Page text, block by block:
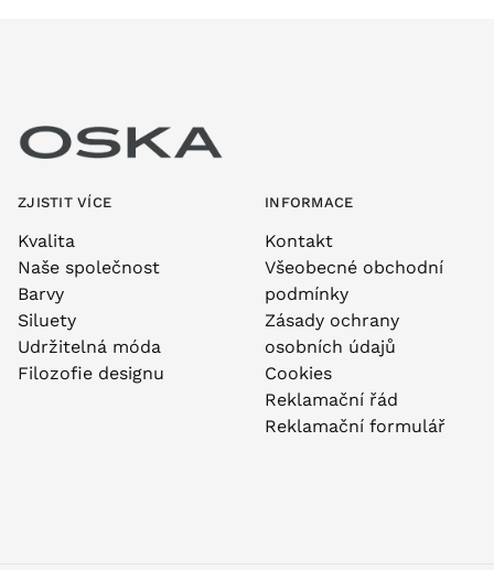
ZJISTIT VÍCE
Kvalita
Naše společnost
Barvy
Siluety
Udržitelná móda
Filozofie designu
INFORMACE
Kontakt
Všeobecné obchodní
podmínky
Zásady ochrany
osobních údajů
Cookies
Reklamační řád
Reklamační formulář